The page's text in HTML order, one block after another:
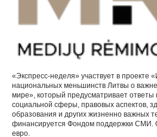
«Экспресс-неделя» участвует в проекте
национальных меньшинств Литвы о
мире», который предусматривает
социальной сферы, правовых аспектов,
образования и других жизненно важных
финансируется Фондом поддержки СМИ.
евро.